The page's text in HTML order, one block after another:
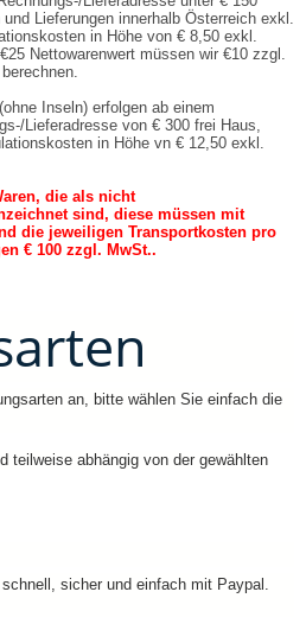
Lieferungen innerhalb Österreich exkl.
in Höhe von € 8,50 exkl.
Nettowarenwert müssen wir €10 zzgl.
Inseln) erfolgen ab einem
Lieferadresse von € 300 frei Haus,
in Höhe vn € 12,50 exkl.
die als nicht
sind, diese müssen mit
die jeweiligen Transportkosten pro
€ 100 zzgl. MwSt..
an, bitte wählen Sie einfach die
teilweise abhängig von der gewählten
sicher und einfach mit Paypal.